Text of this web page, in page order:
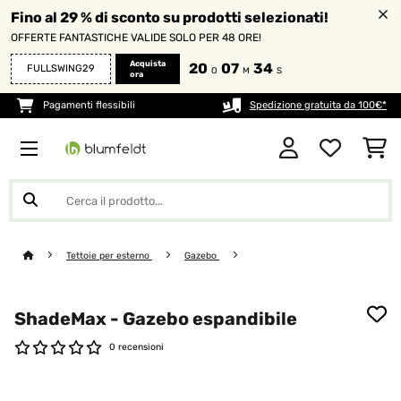
Fino al 29 % di sconto su prodotti selezionati!
OFFERTE FANTASTICHE VALIDE SOLO PER 48 ORE!
FULLSWING29
Acquista
ora
20 O 07 M 32 S
Pagamenti flessibili Spedizione gratuita da 100€*
Tettoie per esterno Gazebo
ShadeMax - Gazebo espandibile
0 recensioni